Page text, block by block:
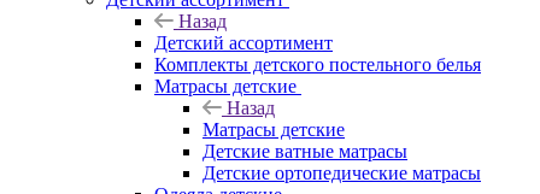
Назад
Детский ассортимент
Комплекты детского постельного белья
Матрасы детские
Назад
Матрасы детские
Детские ватные матрасы
Детские ортопедические матрасы